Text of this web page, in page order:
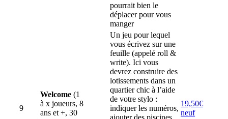
pourrait bien le
déplacer pour vous
manger
9
Welcome (1
à x joueurs, 8
ans et +, 30
Un jeu pour lequel
vous écrivez sur une
feuille (appelé roll &
write). Ici vous
devrez construire des
lotissements dans un
quartier chic à l’aide
de votre stylo :
indiquer les numéros,
ajouter des piscines,
19,50€
neuf